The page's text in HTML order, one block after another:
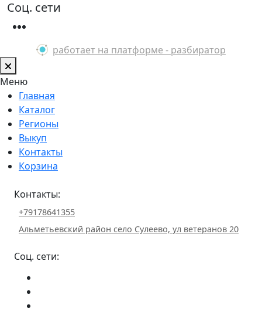
Соц. сети
работает на платформе - разбиратор
Меню
Главная
Каталог
Регионы
Выкуп
Контакты
Корзина
Контакты:
+79178641355
Альметьевский район село Сулеево, ул ветеранов 20
Соц. сети: